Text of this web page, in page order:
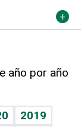
año por año
2019